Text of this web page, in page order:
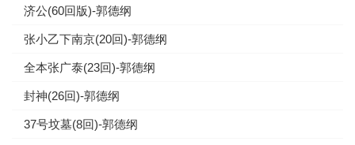
济公(60回版)-郭德纲
张小乙下南京(20回)-郭德纲
全本张广泰(23回)-郭德纲
封神(26回)-郭德纲
37号坟墓(8回)-郭德纲